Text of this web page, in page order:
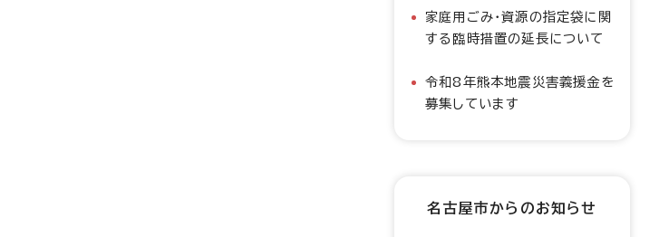
家庭用ごみ・資源の指定袋に関
する臨時措置の延長について
令和8年熊本地震災害義援金を
募集しています
名古屋市からのお知らせ